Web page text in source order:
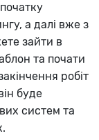
а далі вже з
зайти в
та почати
робіт
буде
систем та